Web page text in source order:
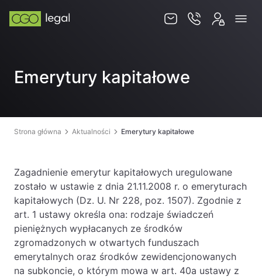
Zespół
Obsługa korporacyjna
Global mobility & HR
Ochrona majątku i optymalizacja podatkowa
Doradztwo podatkowe
Spory sądowe
Baza wiedzy
Emerytury kapitałowe
Strona główna Aktualności Emerytury kapitałowe
Zagadnienie emerytur kapitałowych uregulowane
zostało w ustawie z dnia 21.11.2008 r. o emeryturach
kapitałowych (Dz. U. Nr 228, poz. 1507). Zgodnie z
art. 1 ustawy określa ona: rodzaje świadczeń
pieniężnych wypłacanych ze środków
zgromadzonych w otwartych funduszach
emerytalnych oraz środków zewidencjonowanych
na subkoncie, o którym mowa w art. 40a ustawy z